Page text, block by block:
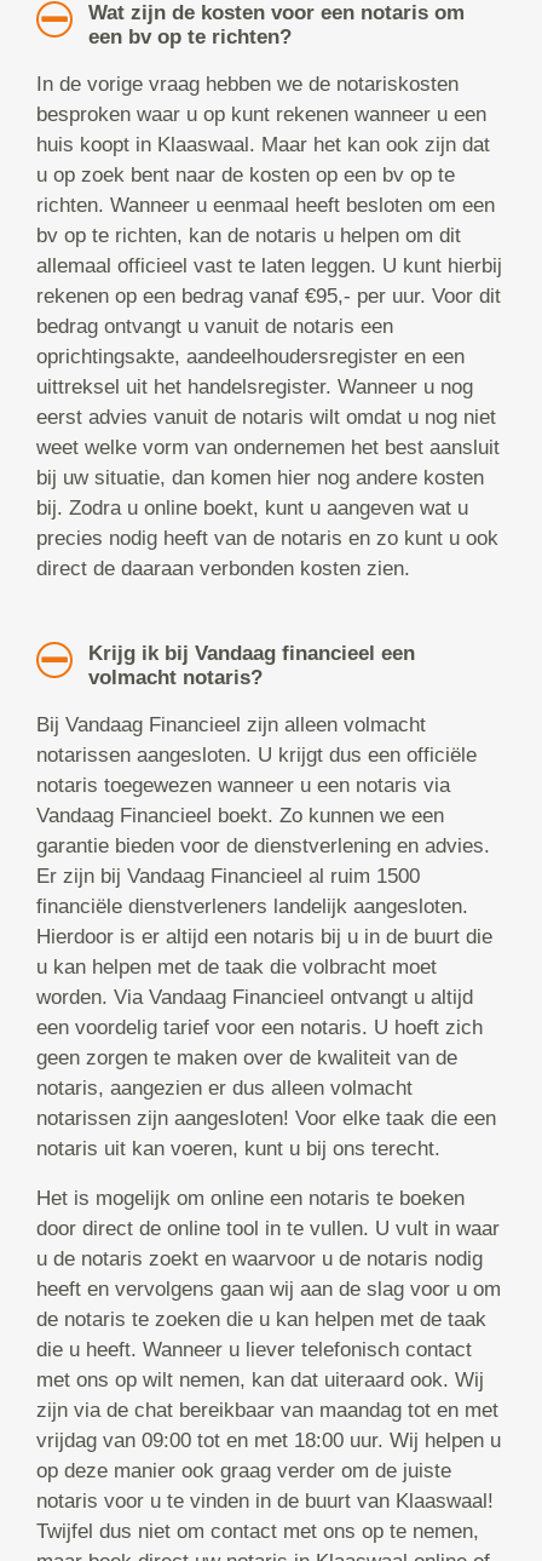
Wat zijn de kosten voor een notaris om
een bv op te richten?
In de vorige vraag hebben we de notariskosten
besproken waar u op kunt rekenen wanneer u een
huis koopt in Klaaswaal. Maar het kan ook zijn dat
u op zoek bent naar de kosten op een bv op te
richten. Wanneer u eenmaal heeft besloten om een
bv op te richten, kan de notaris u helpen om dit
allemaal officieel vast te laten leggen. U kunt hierbij
rekenen op een bedrag vanaf €95,- per uur. Voor dit
bedrag ontvangt u vanuit de notaris een
oprichtingsakte, aandeelhoudersregister en een
uittreksel uit het handelsregister. Wanneer u nog
eerst advies vanuit de notaris wilt omdat u nog niet
weet welke vorm van ondernemen het best aansluit
bij uw situatie, dan komen hier nog andere kosten
bij. Zodra u online boekt, kunt u aangeven wat u
precies nodig heeft van de notaris en zo kunt u ook
direct de daaraan verbonden kosten zien.
Krijg ik bij Vandaag financieel een
volmacht notaris?
Bij Vandaag Financieel zijn alleen volmacht
notarissen aangesloten. U krijgt dus een officiële
notaris toegewezen wanneer u een notaris via
Vandaag Financieel boekt. Zo kunnen we een
garantie bieden voor de dienstverlening en advies.
Er zijn bij Vandaag Financieel al ruim 1500
financiële dienstverleners landelijk aangesloten.
Hierdoor is er altijd een notaris bij u in de buurt die
u kan helpen met de taak die volbracht moet
worden. Via Vandaag Financieel ontvangt u altijd
een voordelig tarief voor een notaris. U hoeft zich
geen zorgen te maken over de kwaliteit van de
notaris, aangezien er dus alleen volmacht
notarissen zijn aangesloten! Voor elke taak die een
notaris uit kan voeren, kunt u bij ons terecht.
Het is mogelijk om online een notaris te boeken
door direct de online tool in te vullen. U vult in waar
u de notaris zoekt en waarvoor u de notaris nodig
heeft en vervolgens gaan wij aan de slag voor u om
de notaris te zoeken die u kan helpen met de taak
die u heeft. Wanneer u liever telefonisch contact
met ons op wilt nemen, kan dat uiteraard ook. Wij
zijn via de chat bereikbaar van maandag tot en met
vrijdag van 09:00 tot en met 18:00 uur. Wij helpen u
op deze manier ook graag verder om de juiste
notaris voor u te vinden in de buurt van Klaaswaal!
Twijfel dus niet om contact met ons op te nemen,